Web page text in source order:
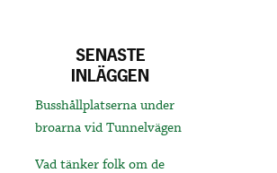
SENASTE
INLÄGGEN
Busshållplatserna under
broarna vid Tunnelvägen
Vad tänker folk om de